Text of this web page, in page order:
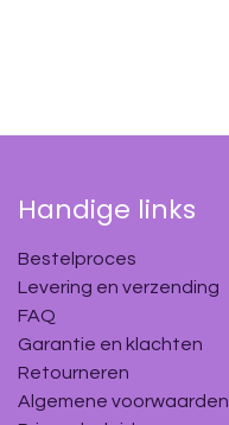
Handige links
Bestelproces
Levering en verzending
FAQ
Garantie en klachten
Retourneren
Algemene voorwaarden